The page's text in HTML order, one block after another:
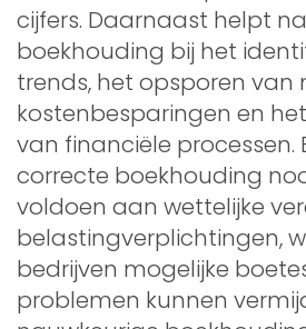
cijfers. Daarnaast helpt
boekhouding bij het
trends, het opsporen van
kostenbesparingen en
van financiële processen.
correcte boekhouding
voldoen aan wettelijke
belastingverplichtingen,
bedrijven mogelijke
problemen kunnen